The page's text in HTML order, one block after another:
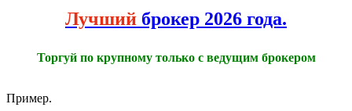
Лучший брокер 2026 года.
Торгуй по крупному только с ведущим брокером
Пример.